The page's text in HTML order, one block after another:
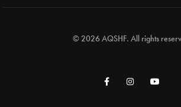
© 2026 AQSHF. All rights